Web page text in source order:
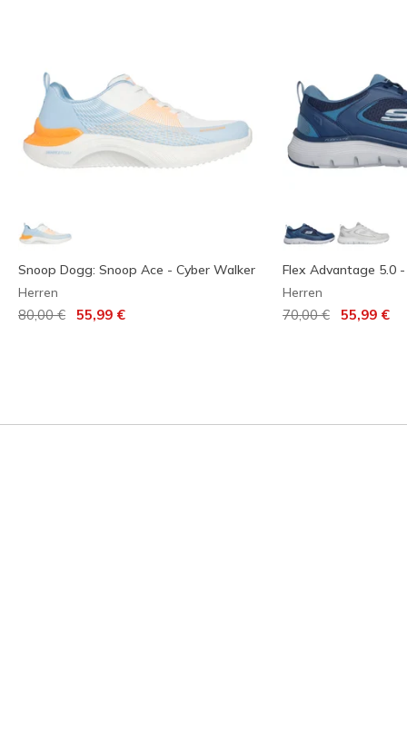
Snoop Dogg: Snoop Ace - Cyber Walker
Herren
Reduziert von
80,00 € auf
55,99 €
Flex Advantage 5.0 -
Herren
Reduziert von
70,00 €auf55,99 €